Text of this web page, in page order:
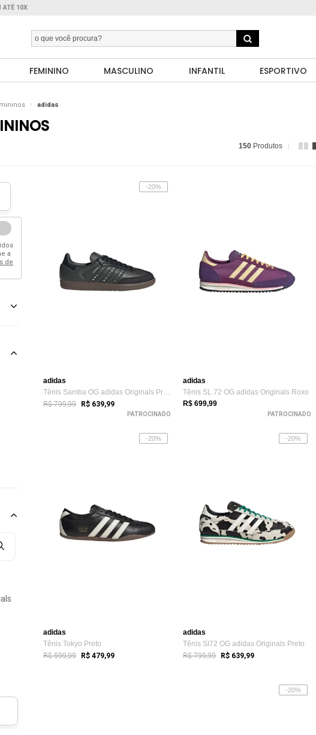
ATÉ 10X
FEMININO MASCULINO INFANTIL ESPORTIVO
adidas
150 Produtos
a
de
-20%
adidas
Tênis Samba OG adidas Originals Preto
R$ 799,99 R$ 639,99
PATROCINADO
adidas
Tênis SL 72 OG adidas Originals Roxo
R$ 699,99
PATROCINADO
-20%
adidas
Tênis Tokyo Preto
R$ 599,99 R$ 479,99
-20%
adidas
Tênis Sl72 OG adidas Originals Preto
R$ 799,99 R$ 639,99
-20%